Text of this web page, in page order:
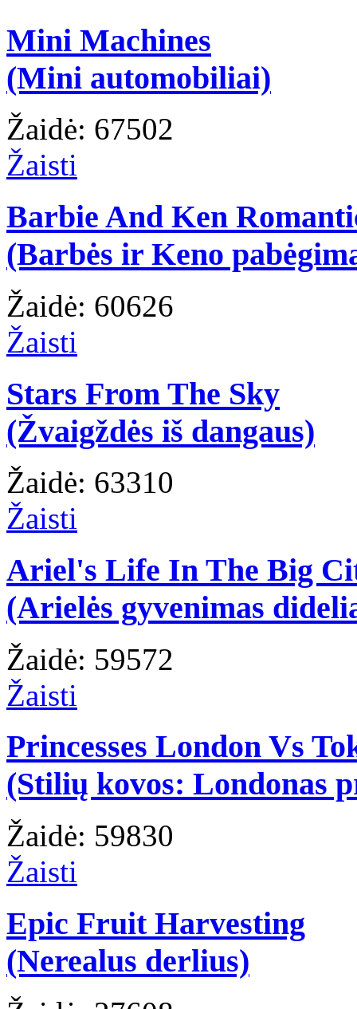
Mini Machines
(Mini automobiliai)
Žaidė: 67502
Žaisti
Barbie And Ken
(Barbės ir Keno
Žaidė: 60626
Žaisti
Stars From The Sky
(Žvaigždės iš dangaus)
Žaidė: 63310
Žaisti
Ariel's Life In The Big
(Arielės gyvenimas
Žaidė: 59572
Žaisti
Princesses London Vs
(Stilių kovos: Londonas
Žaidė: 59830
Žaisti
Epic Fruit Harvesting
(Nerealus derlius)